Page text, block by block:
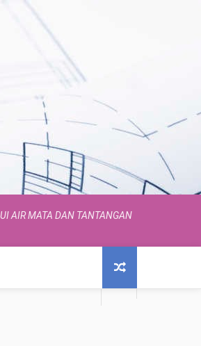
AIR MATA DAN TANTANGAN